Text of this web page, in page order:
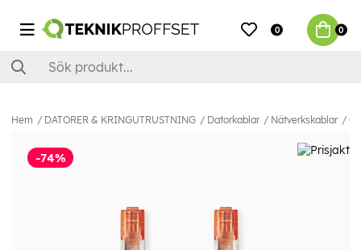
0 0
Hem DATORER & KRINGUTRUSTNING Datorkablar Nätverkskablar
-74%